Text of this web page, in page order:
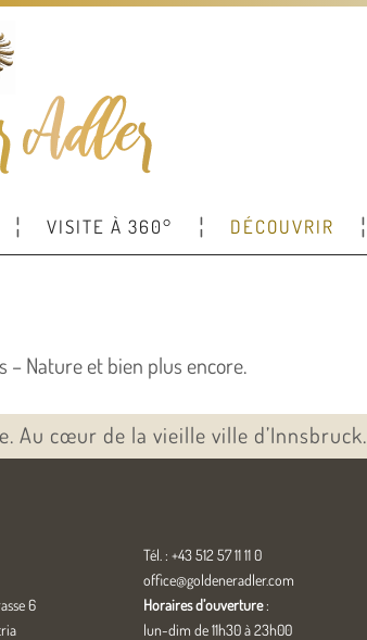
VISITE À 360° DÉCOUVRIR
Nature et bien plus encore.
Au cœur de la vieille ville d’Innsbruck.
6
Tél. : +43 512 57 11 11 0
office@goldeneradler.com
Horaires d’ouverture:
lun-dim de 11h30 à 23h00